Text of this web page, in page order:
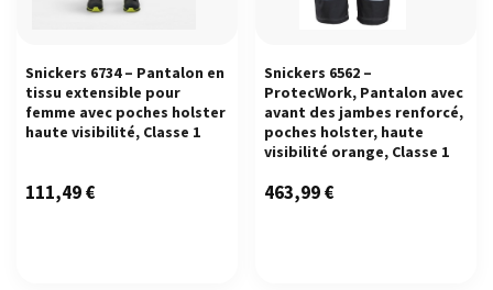
Snickers 6734 – Pantalon en
tissu extensible pour
femme avec poches holster
haute visibilité, Classe 1
111,49€
Snickers 6562 –
ProtecWork, Pantalon avec
avant des jambes renforcé,
poches holster, haute
visibilité orange, Classe 1
463,99€